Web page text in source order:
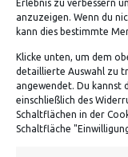
Erlebnis zu verbessern
anzuzeigen. Wenn du
kann dies bestimmte
Klicke unten, um dem
detaillierte Auswahl zu
angewendet. Du kannst
einschließlich des
Schaltflächen in der
Schaltfläche
ADRESSE
Von Tiling GmbH